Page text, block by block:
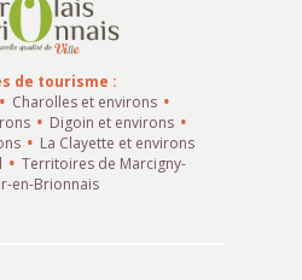
de tourisme :
Charolles et environs
Digoin et environs
La Clayette et environs
Territoires de Marcigny-
en-Brionnais